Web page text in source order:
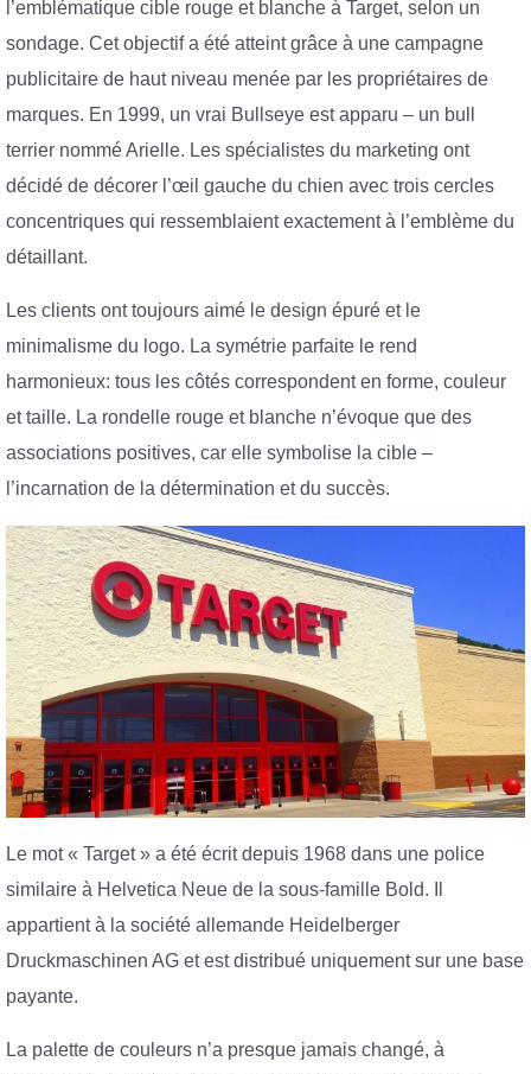
l’emblématique cible rouge et blanche à Target, selon un
sondage. Cet objectif a été atteint grâce à une campagne
publicitaire de haut niveau menée par les propriétaires de
marques. En 1999, un vrai Bullseye est apparu – un bull
terrier nommé Arielle. Les spécialistes du marketing ont
décidé de décorer l’œil gauche du chien avec trois cercles
concentriques qui ressemblaient exactement à l’emblème du
détaillant.
Les clients ont toujours aimé le design épuré et le
minimalisme du logo. La symétrie parfaite le rend
harmonieux: tous les côtés correspondent en forme, couleur
et taille. La rondelle rouge et blanche n’évoque que des
associations positives, car elle symbolise la cible –
l’incarnation de la détermination et du succès.
Le mot « Target » a été écrit depuis 1968 dans une police
similaire à Helvetica Neue de la sous-famille Bold. Il
appartient à la société allemande Heidelberger
Druckmaschinen AG et est distribué uniquement sur une base
payante.
La palette de couleurs n’a presque jamais changé, à